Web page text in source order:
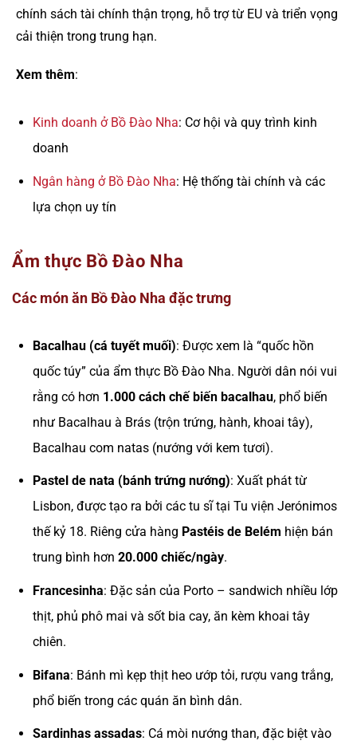
chính sách tài chính thận trọng, hỗ trợ từ EU và triển vọng
cải thiện trong trung hạn.
Xem thêm:
Kinh doanh ở Bồ Đào Nha: Cơ hội và quy trình kinh
doanh
Ngân hàng ở Bồ Đào Nha: Hệ thống tài chính và các
lựa chọn uy tín
Ẩm thực Bồ Đào Nha
Các món ăn Bồ Đào Nha đặc trưng
Bacalhau (cá tuyết muối): Được xem là “quốc hồn
quốc túy” của ẩm thực Bồ Đào Nha. Người dân nói vui
rằng có hơn 1.000 cách chế biến bacalhau, phổ biến
như Bacalhau à Brás (trộn trứng, hành, khoai tây),
Bacalhau com natas (nướng với kem tươi).
Pastel de nata (bánh trứng nướng): Xuất phát từ
Lisbon, được tạo ra bởi các tu sĩ tại Tu viện Jerónimos
thế kỷ 18. Riêng cửa hàng Pastéis de Belém hiện bán
trung bình hơn 20.000 chiếc/ngày.
Francesinha: Đặc sản của Porto – sandwich nhiều lớp
thịt, phủ phô mai và sốt bia cay, ăn kèm khoai tây
chiên.
Bifana: Bánh mì kẹp thịt heo ướp tỏi, rượu vang trắng,
phổ biến trong các quán ăn bình dân.
Sardinhas assadas: Cá mòi nướng than, đặc biệt vào